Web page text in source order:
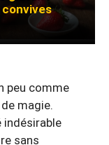
peu comme
magie.
indésirable
sans